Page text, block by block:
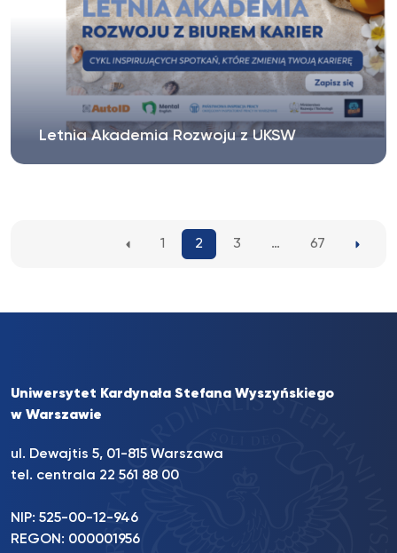
Letnia Akademia Rozwoju z UKSW
1 2 3 … 67
Uniwersytet Kardynała Stefana Wyszyńskiego
w Warszawie
ul. Dewajtis 5, 01-815 Warszawa
tel. centrala 22 561 88 00
NIP: 525-00-12-946
REGON: 000001956